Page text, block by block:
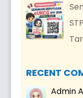
RECENT
Admin